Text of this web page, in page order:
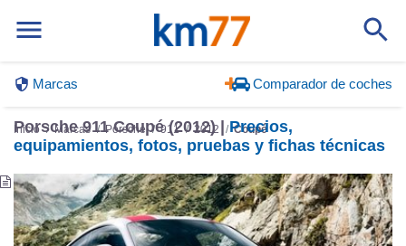
Marcas Comparador de coches
Inicio Marcas Porsche 911 2012 Coupé
Porsche 911 Coupé (2012) |Precios,
equipamientos, fotos, pruebas y fichas técnicas